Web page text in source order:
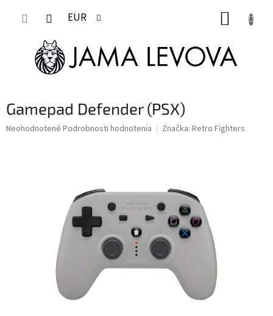
EUR
Gamepad Defender (PSX)
Priemerné
Neohodnotené Podrobnosti hodnotenia Značka: Retro Fighters